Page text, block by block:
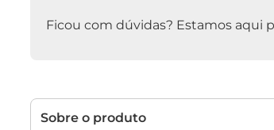
Ficou com dúvidas? Estamos aqui
Sobre o produto